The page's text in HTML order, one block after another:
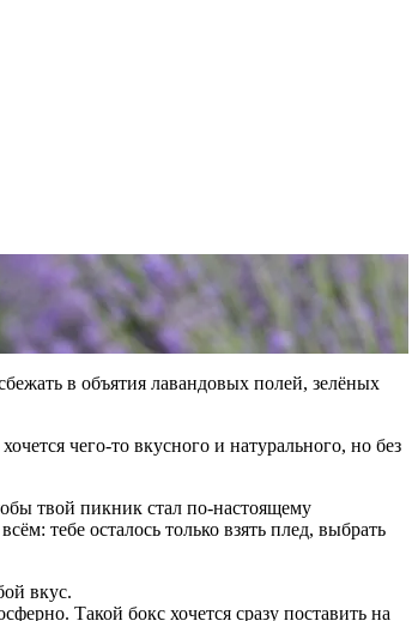
в объятия лавандовых полей, зелёных
чего-то вкусного и натурального, но без
твой пикник стал по-настоящему
тебе осталось только взять плед, выбрать
вкус.
Такой бокс хочется сразу поставить на